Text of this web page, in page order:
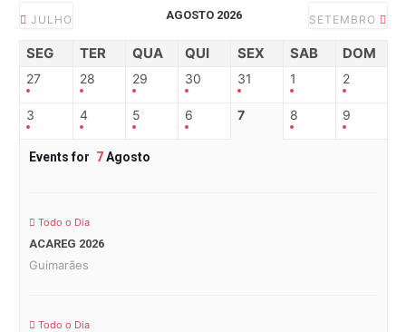
JULHO AGOSTO 2026 SETEMBRO
SEG TER QUA QUI SEX SAB DOM
27 28 29 30 31 1 2
3 4 5 6 7 8 9
Events for 7Agosto
Todo o Dia
ACAREG 2026
Guimarães
Todo o Dia